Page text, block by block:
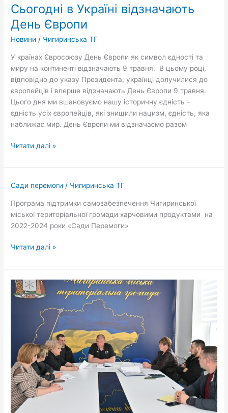
Сьогодні в Україні відзначають
День Європи
Новини / Чигиринська ТГ
У країнах Євросоюзу День Європи як символ єдності та
миру на континенті відзначають 9 травня. В цьому році,
відповідно до указу Президента, українці долучилися до
європейців і вперше відзначають День Європи 9 травня.
Цього дня ми вшановуємо нашу історичну єдність –
єдність усіх європейців, які знищили нацизм, єдність, яка
наближає мир. День Європи ми відзначаємо разом
Україні
відзначають
День
Європи
Читати далі »
Сади перемоги / Чигиринська ТГ
Програма підтримки самозабезпечення Чигиринської
міської територіальної громади харчовими продуктами на
2022-2024 роки «Сади Перемоги»
Читати далі »
Проведено
засідання
перевірки
договорів
оренди
земель
комунальної
власності
на
відповідність